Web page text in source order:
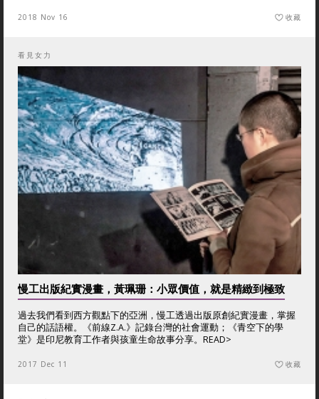
2018 Nov 16 收藏
看見女力
慢工出版紀實漫畫，黃珮珊：小眾價值，就是精緻到極致
過去我們看到西方觀點下的亞洲，慢工透過出版原創紀實漫畫，掌握
自己的話語權。《前線Z.A.》記錄台灣的社會運動；《青空下的學
堂》是印尼教育工作者與孩童生命故事分享。 READ>
2017 Dec 11 收藏